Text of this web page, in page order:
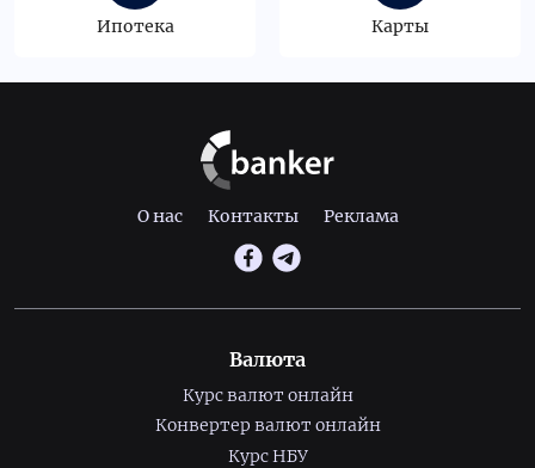
Ипотека Карты
О нас Контакты Реклама
Валюта
Курс валют онлайн
Конвертер валют онлайн
Курс НБУ